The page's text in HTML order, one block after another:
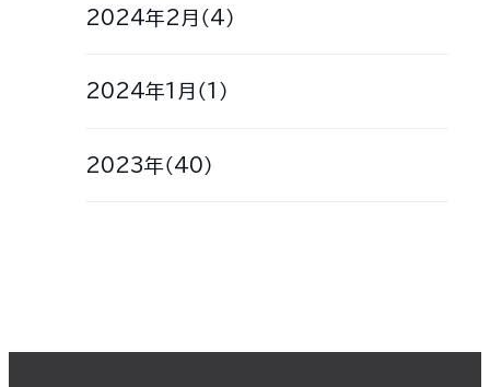
2024年2月（4）
2024年1月（1）
2023年（40）